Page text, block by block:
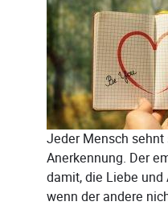
Jeder Mensch
Anerkennung. Der
damit, die Liebe
wenn der andere